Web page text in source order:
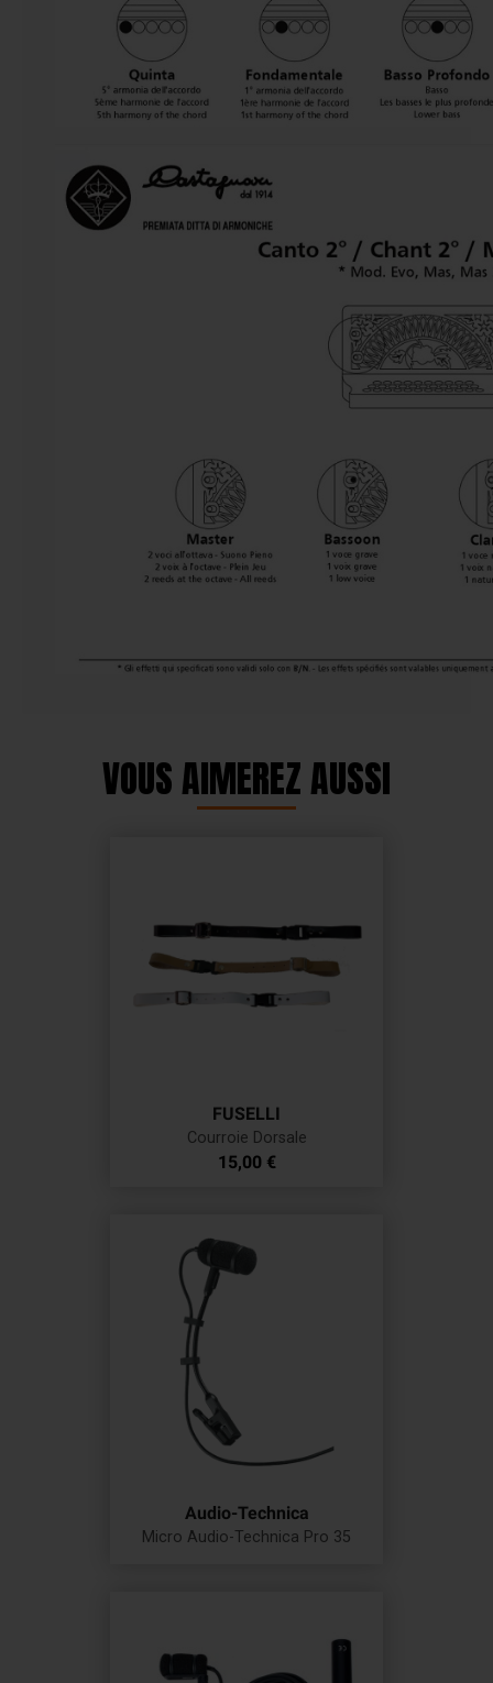
VOUS AIMEREZ AUSSI
FUSELLI
Courroie Dorsale
Prix
15,00 €
Audio-Technica
Micro Audio-Technica Pro 35